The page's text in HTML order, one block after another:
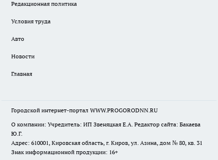
Редакционная политика
Условия труда
Авто
Новости
Главная
Городской интернет-портал WWW.PROGORODNN.RU
О компании: Учредитель: ИП Звеняцкая Е.А. Редактор сайта: Бакаева
Ю.Г.
Адрес: 610001, Кировская область, г. Киров, ул. Азина, дом № 80, кв. 31
Знак информационной продукции: 16+